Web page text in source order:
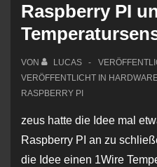
Raspberry PI
VON LUCAS
VERÖFFENTLICHT IN
RASPBERRY PI
zeus hatte die Idee mal
Raspberry PI an zu
die Idee einen 1Wire